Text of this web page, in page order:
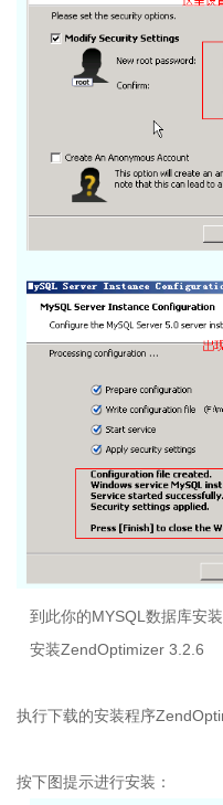
到此你的MYSQL 数据库安
安装ZendOptimizer 3.2.6
执行下载的安装程序
按下图提示进行安装：